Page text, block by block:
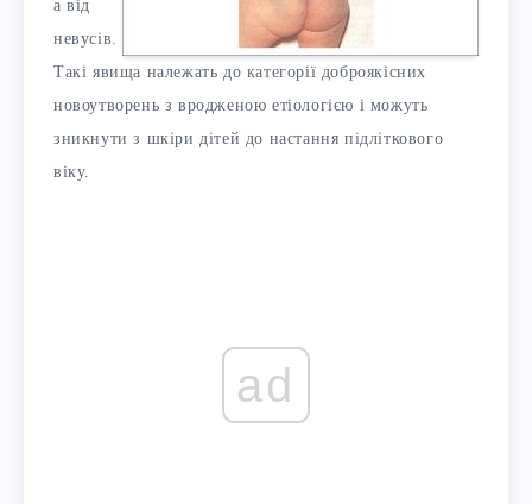
а від
невусів.
Такі явища належать до категорії доброякісних
новоутворень з вродженою етіологією і можуть
зникнути з шкіри дітей до настання підліткового
віку.
ad